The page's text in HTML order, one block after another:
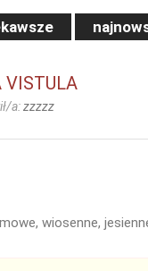
VISTULA
a:zzzzz
wiosenne,